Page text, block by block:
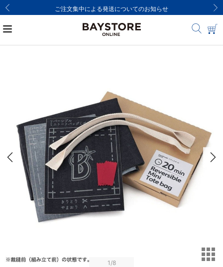
ご注文集中による発送についてのお知らせ
1/8